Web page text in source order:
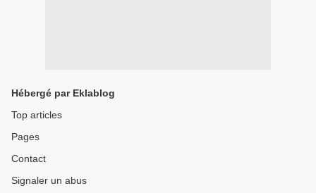
Hébergé par Eklablog
Top articles
Pages
Contact
Signaler un abus